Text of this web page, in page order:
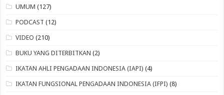
UMUM (127)
PODCAST (12)
VIDEO (210)
BUKU YANG DITERBITKAN (2)
IKATAN AHLI PENGADAAN INDONESIA (IAPI) (4)
IKATAN FUNGSIONAL PENGADAAN INDONESIA (IFPI) (8)